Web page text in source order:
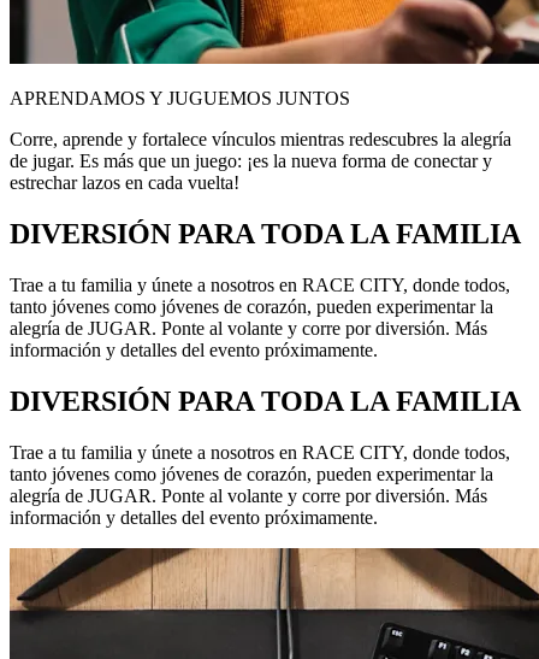
APRENDAMOS Y JUGUEMOS JUNTOS
Corre, aprende y fortalece vínculos mientras redescubres la alegría
de jugar. Es más que un juego: ¡es la nueva forma de conectar y
estrechar lazos en cada vuelta!
DIVERSIÓN PARA TODA LA FAMILIA
Trae a tu familia y únete a nosotros en RACE CITY, donde todos,
tanto jóvenes como jóvenes de corazón, pueden experimentar la
alegría de JUGAR. Ponte al volante y corre por diversión. Más
información y detalles del evento próximamente.
DIVERSIÓN PARA TODA LA FAMILIA
Trae a tu familia y únete a nosotros en RACE CITY, donde todos,
tanto jóvenes como jóvenes de corazón, pueden experimentar la
alegría de JUGAR. Ponte al volante y corre por diversión. Más
información y detalles del evento próximamente.